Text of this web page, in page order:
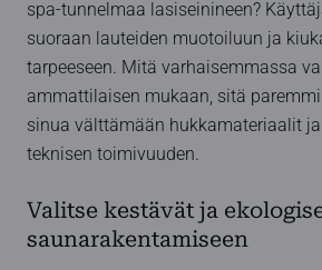
spa-tunnelmaa lasiseinineen?
suoraan lauteiden muotoiluun ja
tarpeeseen. Mitä varhaisemmassa
ammattilaisen mukaan, sitä
sinua välttämään hukkamateriaalit
teknisen toimivuuden.
Valitse kestävät ja
saunarakentamiseen